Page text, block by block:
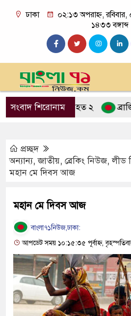
ঢাকা
০২:১৩ অপরাহ্ন,
১৪৩৩ বঙ্গাব্দ
সংবাদ শিরোনাম
ধাক্কায় নিহত ২ ব্রাজিলে
প্রচ্ছদ
অন্যান্য,জাতীয়, ব্রেকিং নিউজ,লীড
মহান মে দিবস আজ
মহান মে দিবস আজ
বাংলা৭১নিউজ,ঢাকা:
আপডেট সময় ১০:১৫:৩৫ পূর্বাহ্ন,